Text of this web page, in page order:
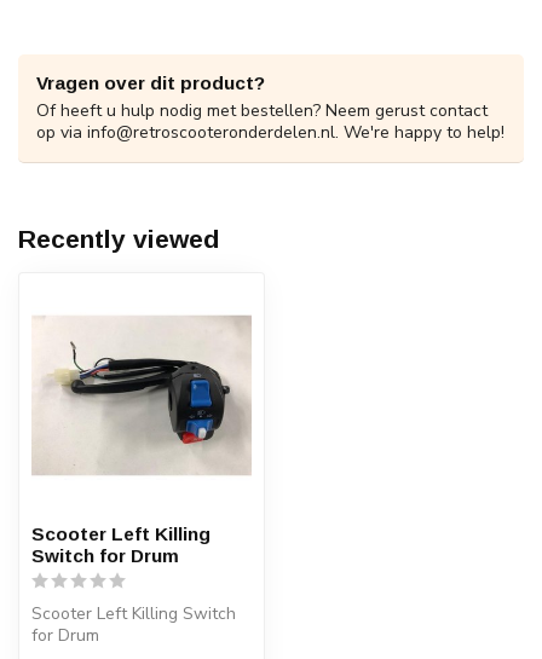
Vragen over dit product?
Of heeft u hulp nodig met bestellen? Neem gerust contact
op via info@retroscooteronderdelen.nl. We're happy to help!
Recently viewed
Scooter Left Killing
Switch for Drum
Scooter Left Killing Switch
for Drum